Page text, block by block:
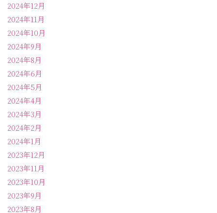
2024年12月
2024年11月
2024年10月
2024年9月
2024年8月
2024年6月
2024年5月
2024年4月
2024年3月
2024年2月
2024年1月
2023年12月
2023年11月
2023年10月
2023年9月
2023年8月